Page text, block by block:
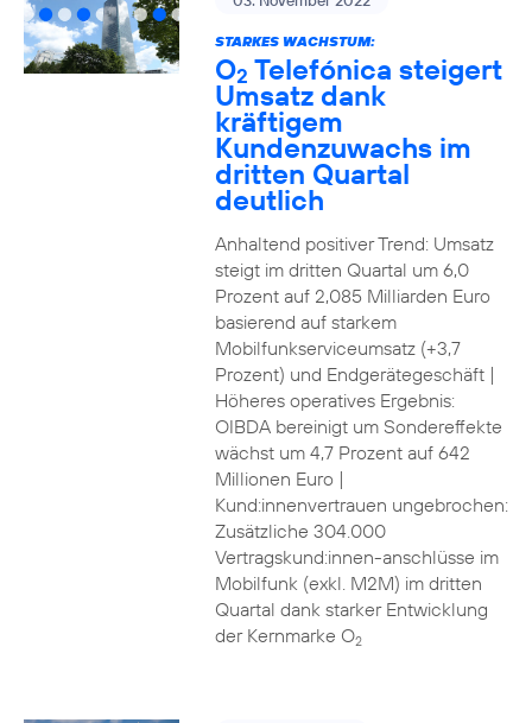
STARKES WACHSTUM:
O2 Telefónica steigert
Umsatz dank
kräftigem
Kundenzuwachs im
dritten Quartal
deutlich
Anhaltend positiver Trend: Umsatz
steigt im dritten Quartal um 6,0
Prozent auf 2,085 Milliarden Euro
basierend auf starkem
Mobilfunkserviceumsatz (+3,7
Prozent) und Endgerätegeschäft |
Höheres operatives Ergebnis:
OIBDA bereinigt um Sondereffekte
wächst um 4,7 Prozent auf 642
Millionen Euro |
Kund:innenvertrauen ungebrochen:
Zusätzliche 304.000
Vertragskund:innen-anschlüsse im
Mobilfunk (exkl. M2M) im dritten
Quartal dank starker Entwicklung
der Kernmarke O2